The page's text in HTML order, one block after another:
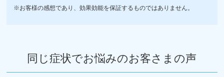
※お客様の感想であり、効果効能を保証するものではありません。
同じ症状でお悩みのお客さまの声